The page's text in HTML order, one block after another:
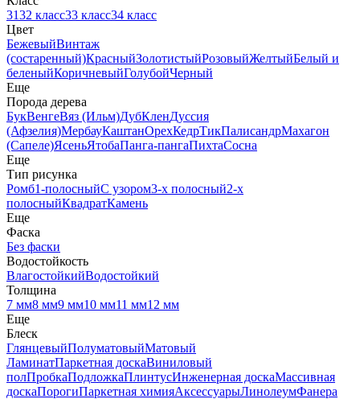
3132 класс33 класс34 класс
Цвет
БежевыйВинтаж
(состаренный)КрасныйЗолотистыйРозовыйЖелтыйБелый и
беленыйКоричневыйГолубойЧерный
Еще
Порода дерева
БукВенгеВяз (Ильм)ДубКленДуссия
(Афзелия)МербауКаштанОрехКедрТикПалисандрМахагон
(Сапеле)ЯсеньЯтобаПанга-пангаПихтаСосна
Еще
Тип рисунка
Ромб1-полосныйС узором3-х полосный2-х
полосныйКвадратКамень
Еще
Фаска
Без фаски
Водостойкость
ВлагостойкийВодостойкий
Толщина
7 мм8 мм9 мм10 мм11 мм12 мм
Еще
Блеск
ГлянцевыйПолуматовыйМатовый
ЛаминатПаркетная доскаВиниловый
полПробкаПодложкаПлинтусИнженерная доскаМассивная
доскаПорогиПаркетная химияАксессуарыЛинолеумФанера